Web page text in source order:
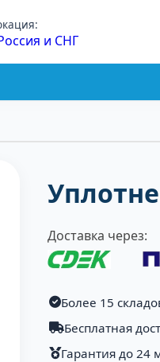
и СНГ
Доставка через:
Более 15
Бесплатная
Гарантия до 24